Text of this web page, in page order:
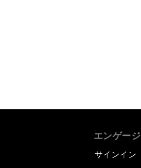
エンゲー
サインイン